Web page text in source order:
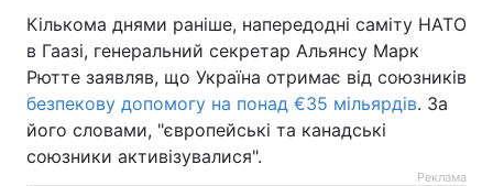
Кількома днями раніше, напередодні саміту НАТО
в Гаазі, генеральний секретар Альянсу Марк
Рютте заявляв, що Україна отримає від союзників
безпекову допомогу на понад €35 мільярдів. За
його словами, "європейські та канадські
союзники активізувалися".
Реклама